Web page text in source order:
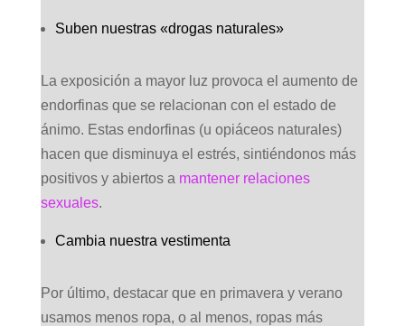
Suben nuestras «drogas naturales»
La exposición a mayor luz provoca el aumento de
endorfinas que se relacionan con el estado de
ánimo. Estas endorfinas (u opiáceos naturales)
hacen que disminuya el estrés, sintiéndonos más
positivos y abiertos a mantener relaciones
sexuales.
Cambia nuestra vestimenta
Por último, destacar que en primavera y verano
usamos menos ropa, o al menos, ropas más